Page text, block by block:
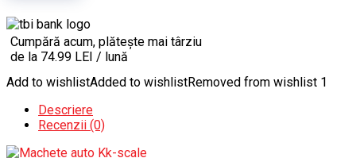
Cumpără acum, plătește mai târziu
de la 74.99 LEI / lună
Add to wishlistAdded to wishlistRemoved from wishlist 1
Descriere
Recenzii (0)